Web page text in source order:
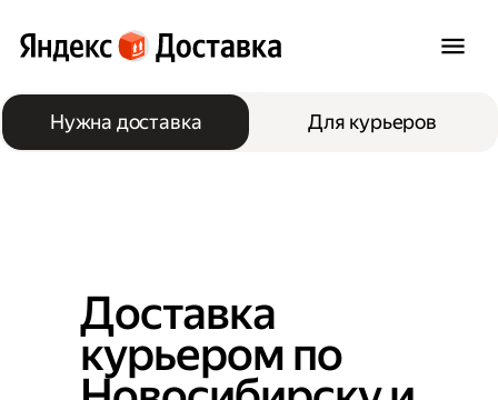
Нужна доставка Для курьеров
Доставка
курьером по